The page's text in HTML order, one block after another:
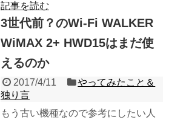
記事を読む
3世代前？のWi-Fi WALKER
WiMAX 2+ HWD15はまだ使
えるのか
2017/4/11
やってみたこと＆
独り言
もう古い機種なので参考にしたい人